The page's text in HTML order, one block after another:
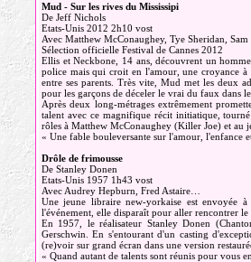
Mud - Sur les rives du Mississipi
De Jeff Nichols
Etats-Unis 2012 2h10 vost
Avec Matthew McConaughey, Tye Sheridan, Sam
Sélection officielle Festival de Cannes 2012
Ellis et Neckbone, 14 ans, découvrent un
police mais qui croit en l'amour, une croyance à
entre ses parents. Très vite, Mud met les deux
pour les garçons de déceler le vrai du faux dans
Après deux long-métrages extrêmement
talent avec ce magnifique récit initiatique,
rôles à Matthew McConaughey (Killer Joe) et au
« Une fable bouleversante sur l'amour, l'enfance
Drôle de frimousse
De Stanley Donen
Etats-Unis 1957 1h43 vost
Avec Audrey Hepburn, Fred Astaire…
Une jeune libraire new-yorkaise est envoyée
l'événement, elle disparaît pour aller rencontrer
En 1957, le réalisateur Stanley Donen
Gerschwin. En s'entourant d'un casting
(re)voir sur grand écran dans une version
« Quand autant de talents sont réunis pour vous